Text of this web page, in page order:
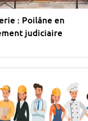
: Poilâne en
judiciaire